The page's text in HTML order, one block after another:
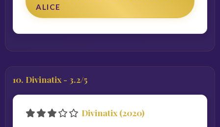
ALICE
10. Divinatix - 3.2/5
Divinatix (2020)